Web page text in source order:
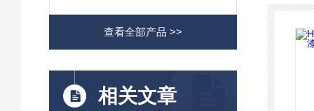
查看全部产品 >>
相关文章